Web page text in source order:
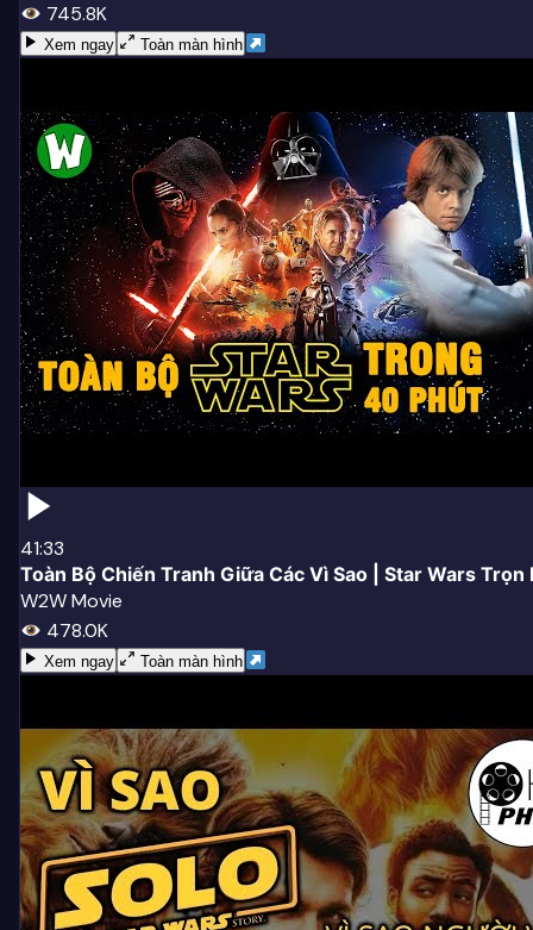
745.8K
Xem ngay Toàn màn hình
41:33
Toàn Bộ Chiến Tranh Giữa Các Vì Sao | Star Wars Trọn
W2W Movie
478.0K
Xem ngay Toàn màn hình